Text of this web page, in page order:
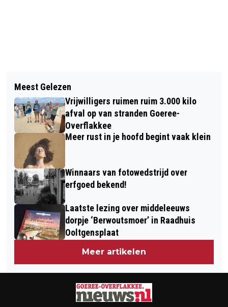
BIJEENKOMSTEN VOOR NAASTEN
VAN MENSEN MET AUTISME IN
MIDDELHARNIS
HUISARTS KAN NU DIRECT
DOORVERWIJZEN VOOR
GYNAECOLOGISCHE ECHO
Meest Gelezen
Vrijwilligers ruimen ruim 3.000 kilo
afval op van stranden Goeree-
Overflakkee
Meer rust in je hoofd begint vaak klein
Winnaars van fotowedstrijd over
erfgoed bekend!
Laatste lezing over middeleeuws
dorpje ‘Berwoutsmoer’ in Raadhuis
Ooltgensplaat
Meer artikelen